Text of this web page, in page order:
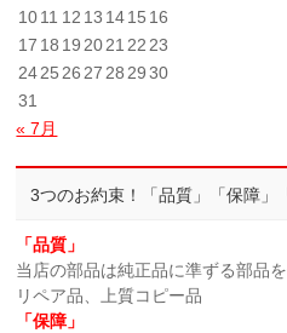
1011 12 13 1415 16
17 18 19 2021 22 23
2425 26 27 28 29 30
31
« 7月
3つのお約束！「品質」「保障」
「品質」
当店の部品は純正品に準ずる部品
リペア品、上質コピー品
「保障」